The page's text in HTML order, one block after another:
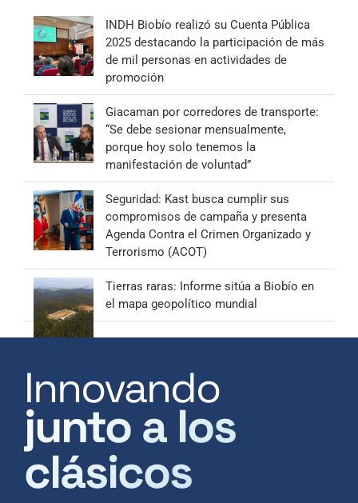
INDH Biobío realizó su Cuenta Pública
2025 destacando la participación de más
de mil personas en actividades de
promoción
Giacaman por corredores de transporte:
“Se debe sesionar mensualmente,
porque hoy solo tenemos la
manifestación de voluntad”
Seguridad: Kast busca cumplir sus
compromisos de campaña y presenta
Agenda Contra el Crimen Organizado y
Terrorismo (ACOT)
Tierras raras: Informe sitúa a Biobío en
el mapa geopolítico mundial
Innovando
junto a los
clásicos